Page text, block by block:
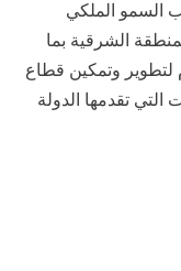
2020 نوه صاحب السمو الملكي
الشرقية بما
لتطوير وتمكين قطاع
تقدمها الدولة